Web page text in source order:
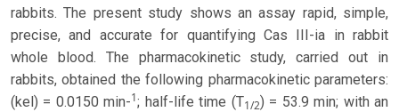
rabbits. The present study shows an assay rapid, simple,
precise, and accurate for quantifying Cas III-ia in rabbit
whole blood. The pharmacokinetic study, carried out in
rabbits, obtained the following pharmacokinetic parameters:
(kel) = 0.0150 min-1; half-life time (T1/2) = 53.9 min; with an